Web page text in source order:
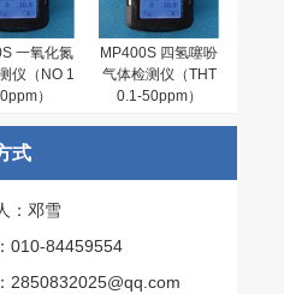
一氧化氮
仪（NO 1
）
MP400S 四氢噻吩
气体检测仪（THT
0.1-50ppm）
式
：邓雪
010-84459554
2850832025@qq.com